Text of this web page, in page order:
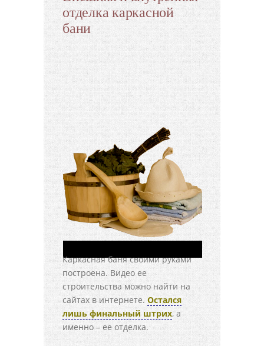
отделка каркасной
бани
Каркасная баня своими руками
построена. Видео ее
строительства можно найти на
сайтах в интернете. Остался
лишь финальный штрих, а
именно – ее отделка.